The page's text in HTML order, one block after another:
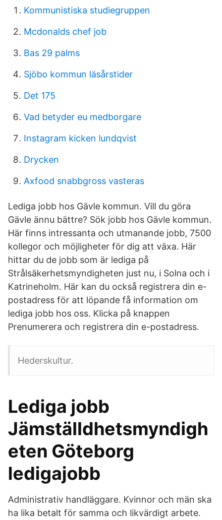
Kommunistiska studiegruppen
Mcdonalds chef job
Bas 29 palms
Sjöbo kommun läsårstider
Det 175
Vad betyder eu medborgare
Instagram kicken lundqvist
Drycken
Axfood snabbgross vasteras
Lediga jobb hos Gävle kommun. Vill du göra
Gävle ännu bättre? Sök jobb hos Gävle kommun.
Här finns intressanta och utmanande jobb, 7500
kollegor och möjligheter för dig att växa. Här
hittar du de jobb som är lediga på
Strålsäkerhetsmyndigheten just nu, i Solna och i
Katrineholm. Här kan du också registrera din e-
postadress för att löpande få information om
lediga jobb hos oss. Klicka på knappen
Prenumerera och registrera din e-postadress.
Hederskultur.
Lediga jobb
Jämställdhetsmyndigh
eten Göteborg
ledigajobb
Administrativ handläggare. Kvinnor och män ska
ha lika betalt för samma och likvärdigt arbete.